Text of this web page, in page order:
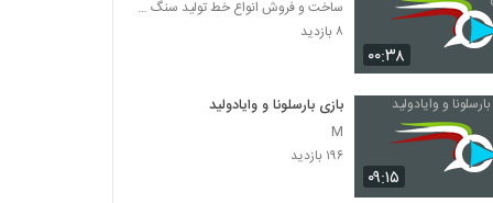
۰۰:۳۸
ساخت و فروش انواع خط تولید سنگ مصنوعی سمنت پلاست ،
۸ بازدید
۰۹:۱۵
بازی بارسلونا و وایادولید
M
۱۹۶ بازدید